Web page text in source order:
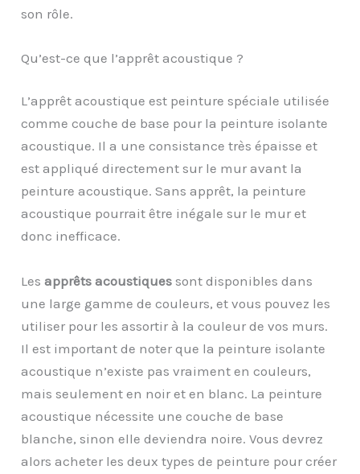
son rôle.
Qu’est-ce que l’apprêt acoustique ?
L’apprêt acoustique est peinture spéciale utilisée
comme couche de base pour la peinture isolante
acoustique. Il a une consistance très épaisse et
est appliqué directement sur le mur avant la
peinture acoustique. Sans apprêt, la peinture
acoustique pourrait être inégale sur le mur et
donc inefficace.
Lesapprêts acoustiques sont disponibles dans
une large gamme de couleurs, et vous pouvez les
utiliser pour les assortir à la couleur de vos murs.
Il est important de noter que la peinture isolante
acoustique n’existe pas vraiment en couleurs,
mais seulement en noir et en blanc. La peinture
acoustique nécessite une couche de base
blanche, sinon elle deviendra noire. Vous devrez
alors acheter les deux types de peinture pour créer